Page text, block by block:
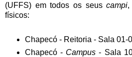
(UFFS) em todos os seuscampi,
físicos:
Chapecó - Reitoria - Sala 01-
Chapecó - Campus - Sala